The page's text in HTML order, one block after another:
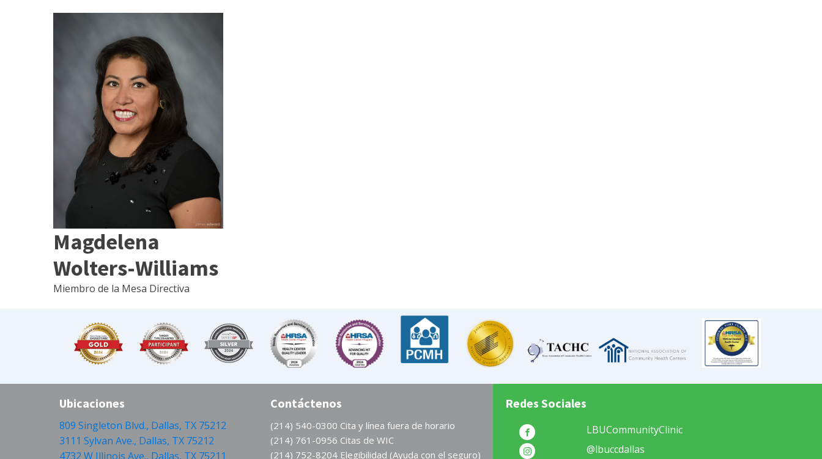
Magdelena
Wolters-Williams
Miembro de la Mesa Directiva
Ubicaciones
809 Singleton Blvd., Dallas, TX 75212
3111 Sylvan Ave., Dallas, TX 75212
4732 W Illinois Ave., Dallas, TX 75211
Contáctenos
(214) 540-0300 Cita y línea fuera de horario
(214) 761-0956 Citas de WIC
(214) 752-8204 Elegibilidad (Ayuda con el seguro)
Redes Sociales
LBUCommunityClinic
@lbuccdallas